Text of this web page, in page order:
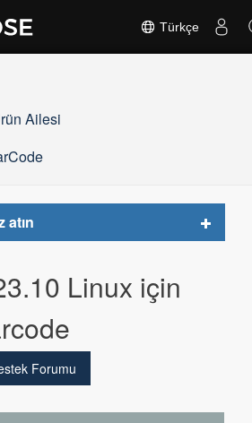
Türkçe
Ailesi
atın
Toggle
Linux için
Forumu